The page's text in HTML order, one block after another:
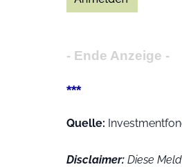
- Ende Anzeige -
***
Quelle:
Disclaimer: Diese